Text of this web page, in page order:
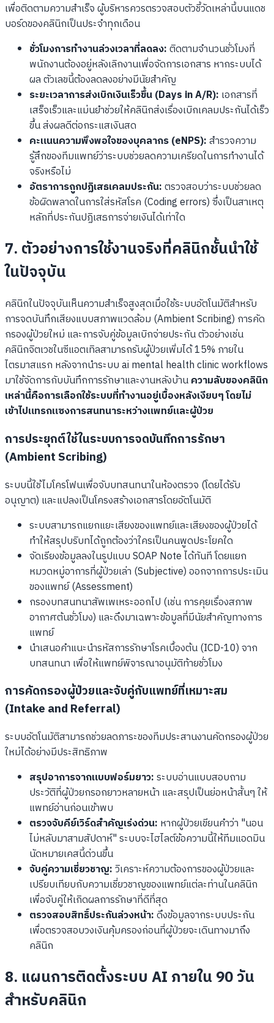
เพื่อติดตามความสำเร็จ ผู้บริหารควรตรวจสอบตัวชี้วัดเหล่านี้บนแดช
บอร์ดของคลินิกเป็นประจำทุกเดือน
ชั่วโมงการทำงานล่วงเวลาที่ลดลง:ติดตามจำนวนชั่วโมงที่
พนักงานต้องอยู่หลังเลิกงานเพื่อจัดการเอกสาร หากระบบได้
ผล ตัวเลขนี้ต้องลดลงอย่างมีนัยสำคัญ
ระยะเวลาการส่งเบิกเงินเร็วขึ้น (Days in A/R): เอกสารที่
เสร็จเร็วและแม่นยำช่วยให้คลินิกส่งเรื่องเบิกเคลมประกันได้เร็ว
ขึ้น ส่งผลดีต่อกระแสเงินสด
คะแนนความพึงพอใจของบุคลากร (eNPS):สำรวจความ
รู้สึกของทีมแพทย์ว่าระบบช่วยลดความเครียดในการทำงานได้
จริงหรือไม่
อัตราการถูกปฏิเสธเคลมประกัน:ตรวจสอบว่าระบบช่วยลด
ข้อผิดพลาดในการใส่รหัสโรค (Coding errors) ซึ่งเป็นสาเหตุ
หลักที่ประกันปฏิเสธการจ่ายเงินได้เท่าใด
7. ตัวอย่างการใช้งานจริงที่คลินิกชั้นนำใช้
ในปัจจุบัน
คลินิกในปัจจุบันเห็นความสำเร็จสูงสุดเมื่อใช้ระบบอัตโนมัติสำหรับ
การจดบันทึกเสียงแบบสภาพแวดล้อม (Ambient Scribing) การคัด
กรองผู้ป่วยใหม่ และการจับคู่ข้อมูลเบิกจ่ายประกัน ตัวอย่างเช่น
คลินิกจิตเวชในซีแอตเทิลสามารถรับผู้ป่วยเพิ่มได้ 15% ภายใน
ไตรมาสแรก หลังจากนำระบบ ai mental health clinic workflows
มาใช้จัดการกับบันทึกการรักษาและงานหลังบ้านความลับของคลินิก
เหล่านี้คือการเลือกใช้ระบบที่ทำงานอยู่เบื้องหลังเงียบๆ โดยไม่
เข้าไปแทรกแซงการสนทนาระหว่างแพทย์และผู้ป่วย
การประยุกต์ใช้ในระบบการจดบันทึกการรักษา
(Ambient Scribing)
ระบบนี้ใช้ไมโครโฟนเพื่อจับบทสนทนาในห้องตรวจ (โดยได้รับ
อนุญาต) และแปลงเป็นโครงสร้างเอกสารโดยอัตโนมัติ
ระบบสามารถแยกแยะเสียงของแพทย์และเสียงของผู้ป่วยได้
ทำให้สรุปบริบทได้ถูกต้องว่าใครเป็นคนพูดประโยคใด
จัดเรียงข้อมูลลงในรูปแบบ SOAP Note ได้ทันที โดยแยก
หมวดหมู่อาการที่ผู้ป่วยเล่า (Subjective) ออกจากการประเมิน
ของแพทย์ (Assessment)
กรองบทสนทนาสัพเพเหระออกไป (เช่น การคุยเรื่องสภาพ
อากาศต้นชั่วโมง) และดึงมาเฉพาะข้อมูลที่มีนัยสำคัญทางการ
แพทย์
นำเสนอคำแนะนำรหัสการรักษาโรคเบื้องต้น (ICD-10) จาก
บทสนทนา เพื่อให้แพทย์พิจารณาอนุมัติท้ายชั่วโมง
การคัดกรองผู้ป่วยและจับคู่กับแพทย์ที่เหมาะสม
(Intake and Referral)
ระบบอัตโนมัติสามารถช่วยลดภาระของทีมประสานงานคัดกรองผู้ป่วย
ใหม่ได้อย่างมีประสิทธิภาพ
สรุปอาการจากแบบฟอร์มยาว:ระบบอ่านแบบสอบถาม
ประวัติที่ผู้ป่วยกรอกยาวหลายหน้า และสรุปเป็นย่อหน้าสั้นๆ ให้
แพทย์อ่านก่อนเข้าพบ
ตรวจจับคีย์เวิร์ดสำคัญเร่งด่วน: หากผู้ป่วยเขียนคำว่า "นอน
ไม่หลับมาสามสัปดาห์" ระบบจะไฮไลต์ข้อความนี้ให้ทีมแอดมิน
นัดหมายเคสนี้ด่วนขึ้น
จับคู่ความเชี่ยวชาญ:วิเคราะห์ความต้องการของผู้ป่วยและ
เปรียบเทียบกับความเชี่ยวชาญของแพทย์แต่ละท่านในคลินิก
เพื่อจับคู่ให้เกิดผลการรักษาที่ดีที่สุด
ตรวจสอบสิทธิ์ประกันล่วงหน้า:ดึงข้อมูลจากระบบประกัน
เพื่อตรวจสอบวงเงินคุ้มครองก่อนที่ผู้ป่วยจะเดินทางมาถึง
คลินิก
8. แผนการติดตั้งระบบ AI ภายใน 90 วัน
สำหรับคลินิก